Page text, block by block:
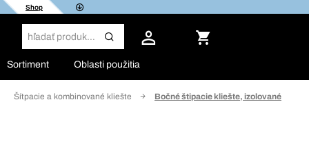
Shop
Sortiment Oblasti použitia
Šítpacie a kombinované kliešte Bočné štipacie kliešte, izolované